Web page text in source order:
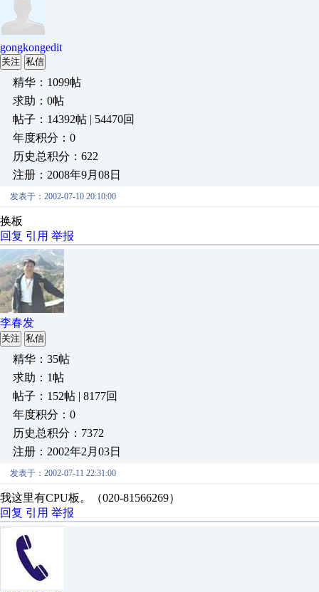
gongkongedit
关注 私信
精华：1099帖
求助：0帖
帖子：14392帖 | 54470回
年度积分：0
历史总积分：622
注册：2008年9月08日
发表于：2002-07-10 20:10:00
换板
回复 引用 举报
李春发
关注 私信
精华：35帖
求助：1帖
帖子：152帖 | 8177回
年度积分：0
历史总积分：7372
注册：2002年2月03日
发表于：2002-07-11 22:31:00
我这里有CPU板。（020-81566269）
回复 引用 举报